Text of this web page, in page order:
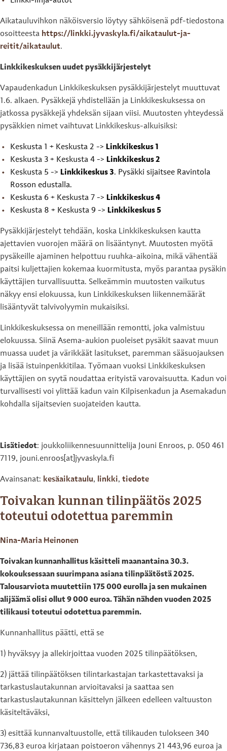
Aikatauluvihkon näköisversio löytyy sähköisenä pdf-tiedostona
osoitteesta https://linkki.jyvaskyla.fi/aikataulut-ja-
reitit/aikataulut.
Linkkikeskuksen uudet pysäkkijärjestelyt
Vapaudenkadun Linkkikeskuksen pysäkkijärjestelyt muuttuvat
1.6. alkaen. Pysäkkejä yhdistellään ja Linkkikeskuksessa on
jatkossa pysäkkejä yhdeksän sijaan viisi. Muutosten yhteydessä
pysäkkien nimet vaihtuvat Linkkikeskus-alkuisiksi:
Keskusta 1 + Keskusta 2 -> Linkkikeskus 1
Keskusta 3 + Keskusta 4 -> Linkkikeskus 2
Keskusta 5 -> Linkkikeskus 3. Pysäkki sijaitsee Ravintola
Rosson edustalla.
Keskusta 6 + Keskusta 7 -> Linkkikeskus 4
Keskusta 8 + Keskusta 9 -> Linkkikeskus 5
Pysäkkijärjestelyt tehdään, koska Linkkikeskuksen kautta
ajettavien vuorojen määrä on lisääntynyt. Muutosten myötä
pysäkeille ajaminen helpottuu ruuhka-aikoina, mikä vähentää
paitsi kuljettajien kokemaa kuormitusta, myös parantaa pysäkin
käyttäjien turvallisuutta. Selkeämmin muutosten vaikutus
näkyy ensi elokuussa, kun Linkkikeskuksen liikennemäärät
lisääntyvät talvivolyymin mukaisiksi.
Linkkikeskuksessa on meneillään remontti, joka valmistuu
elokuussa. Siinä Asema-aukion puoleiset pysäkit saavat muun
muassa uudet ja värikkäät lasitukset, paremman sääsuojauksen
ja lisää istuinpenkkitilaa. Työmaan vuoksi Linkkikeskuksen
käyttäjien on syytä noudattaa erityistä varovaisuutta. Kadun voi
turvallisesti voi ylittää kadun vain Kilpisenkadun ja Asemakadun
kohdalla sijaitsevien suojateiden kautta.
Lisätiedot: joukkoliikennesuunnittelija Jouni Enroos, p. 050 461
7119, jouni.enroos[at]jyvaskyla.fi
Avainsanat: kesäaikataulu, linkki, tiedote
Toivakan kunnan tilinpäätös 2025
toteutui odotettua paremmin
Nina-Maria Heinonen
Toivakan kunnanhallitus käsitteli maanantaina 30.3.
kokouksessaan suurimpana asiana tilinpäätöstä 2025.
Talousarviota muutettiin 175 000 eurolla ja sen mukainen
alijäämä olisi ollut 9 000 euroa. Tähän nähden vuoden 2025
tilikausi toteutui odotettua paremmin.
Kunnanhallitus päätti, että se
1) hyväksyy ja allekirjoittaa vuoden 2025 tilinpäätöksen,
2) jättää tilinpäätöksen tilintarkastajan tarkastettavaksi ja
tarkastuslautakunnan arvioitavaksi ja saattaa sen
tarkastuslautakunnan käsittelyn jälkeen edelleen valtuuston
käsiteltäväksi,
3) esittää kunnanvaltuustolle, että tilikauden tulokseen 340
736,83 euroa kirjataan poistoeron vähennys 21 443,96 euroa ja